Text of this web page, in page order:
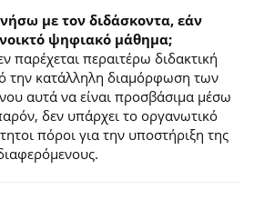
με τον διδάσκοντα, εάν
ψηφιακό μάθημα;
παρέχεται περαιτέρω διδακτική
την κατάλληλη διαμόρφωση των
αυτά να είναι προσβάσιμα μέσω
δεν υπάρχει το οργανωτικό
πόροι για την υποστήριξη της